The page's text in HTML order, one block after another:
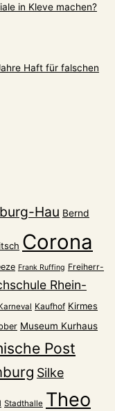
in Kleve machen?
Haft für falschen
Hau Bernd
Corona
Frank Ruffing Freiherr-
Rhein-
Kaufhof Kirmes
Museum Kurhaus
Post
Silke
Stadthalle Theo